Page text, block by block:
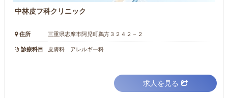
中林皮フ科クリニック
住所 三重県志摩市阿児町鵜方３２４２－２
診療科目 皮膚科 アレルギー科
求人を見る